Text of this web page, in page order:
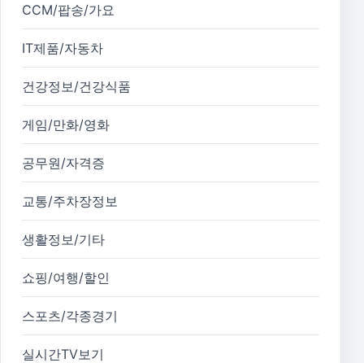
CCM/팝송/가요
IT제품/자동차
건강정보/건강식품
게임/만화/영화
공무원/자격증
교통/주차장정보
생활정보/기타
쇼핑/여행/할인
스포츠/각종경기
실시간TV보기